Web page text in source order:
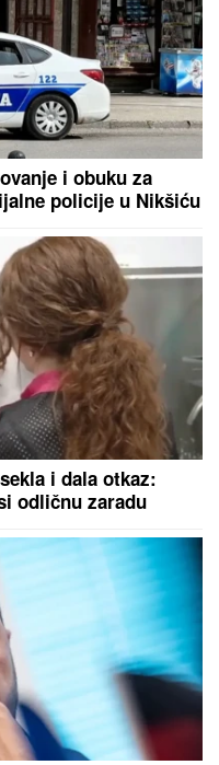
i obuku za
policije u Nikšiću
i dala otkaz:
odličnu zaradu